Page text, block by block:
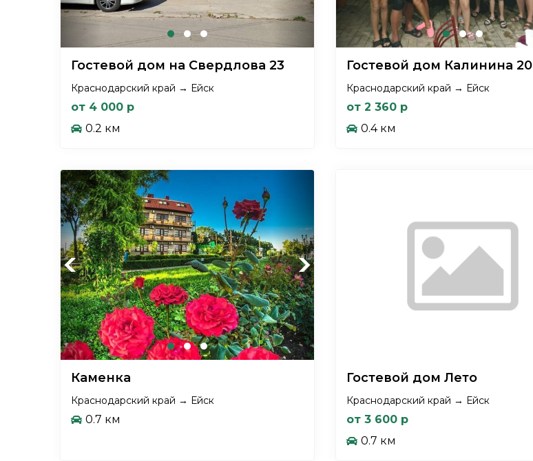
Гостевой дом на Свердлова 23
Краснодарский край → Ейск
от 4 000 р
0.2 км
Гостевой дом Калинина 20
Краснодарский край → Ейск
от 2 360 р
0.4 км
Previous Next
Каменка
Краснодарский край → Ейск
0.7 км
Гостевой дом Лето
Краснодарский край → Ейск
от 3 600 р
0.7 км